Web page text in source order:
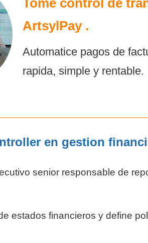
Tome control de
ArtsylPay.
Automatice pagos de
rapida, simple y rentable.
en gestion
senior responsable de
estados financieros y define